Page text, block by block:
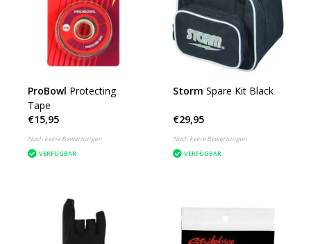
ProBowl Protecting
Tape
€15,95
Noch keine Bewertungen
VERFÜGBAR
Storm Spare Kit Black
€29,95
Noch keine Bewertungen
VERFÜGBAR